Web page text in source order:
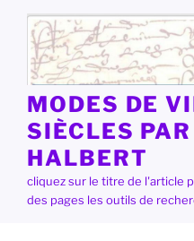
contenu
principal
MODES DE
SIÈCLES
HALBERT
cliquez sur le titre de l'article
des pages les outils de